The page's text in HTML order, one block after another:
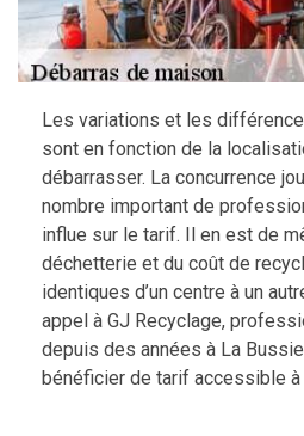
Les variations et les
sont en fonction de la
débarrasser. La concurrence
nombre important de
influe sur le tarif. Il en est de
déchetterie et du coût de
identiques d’un centre à un
appel à GJ Recyclage,
depuis des années à La
bénéficier de tarif accessible à